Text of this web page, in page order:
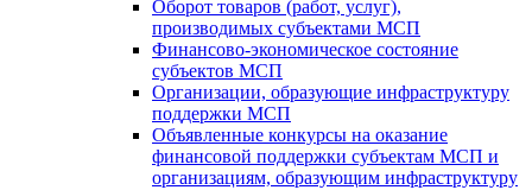
Оборот товаров (работ, услуг),
производимых субъектами МСП
Финансово-экономическое состояние
субъектов МСП
Организации, образующие инфраструктуру
поддержки МСП
Объявленные конкурсы на оказание
финансовой поддержки субъектам МСП и
организациям, образующим инфраструктуру